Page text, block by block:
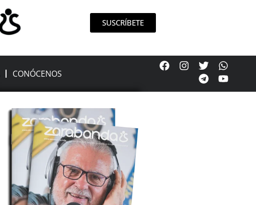
SUSCRÍBETE
CONÓCENOS